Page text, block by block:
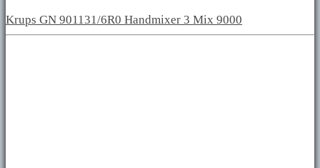
Krups GN 901131/6R0 Handmixer 3 Mix 9000